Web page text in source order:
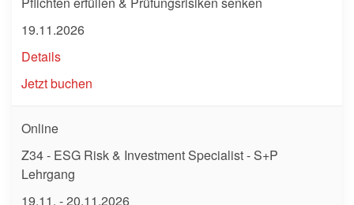
19.11.2026
Details
Jetzt buchen
Online
Z34 - ESG Risk & Investment Specialist - S+P
Lehrgang
19.11. - 20.11.2026